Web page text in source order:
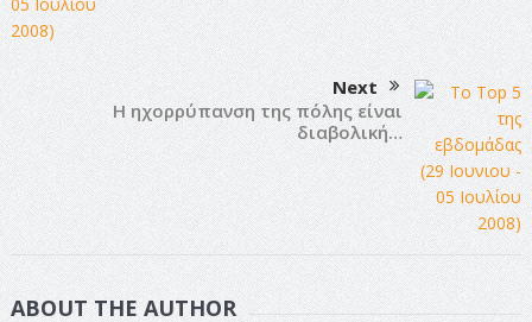
Next
Η ηχορρύπανση της πόλης είναι
διαβολική…
ABOUT THE AUTHOR